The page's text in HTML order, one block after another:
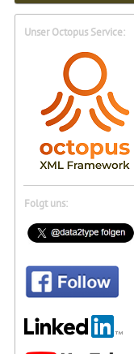
Unser Octopus Service:
Folgt uns: